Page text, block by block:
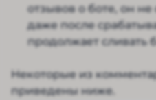
отзывов о боте, он не
даже после
продолжает сливать
Некоторые из
приведены ниже.